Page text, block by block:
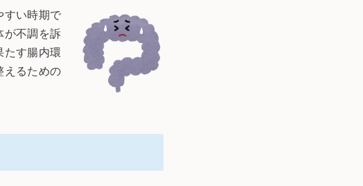
すい時期で
が不調を訴
たす腸内環
えるための